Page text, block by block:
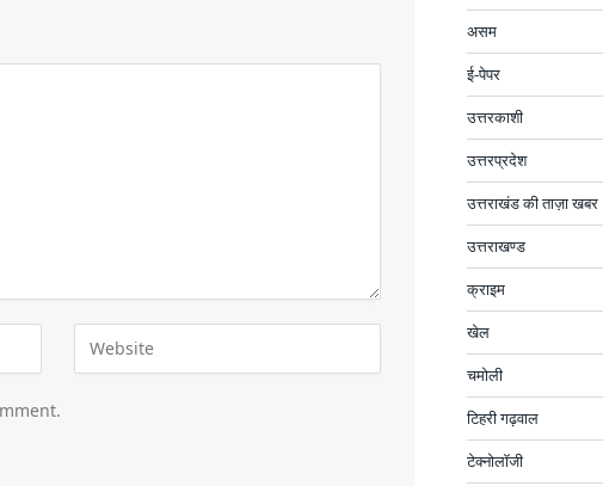
असम
ई-पेपर
उत्तरकाशी
उत्तरप्रदेश
उत्तराखंड की ताज़ा खबर
उत्तराखण्ड
क्राइम
खेल
चमोली
टिहरी गढ़वाल
टेक्नोलॉजी